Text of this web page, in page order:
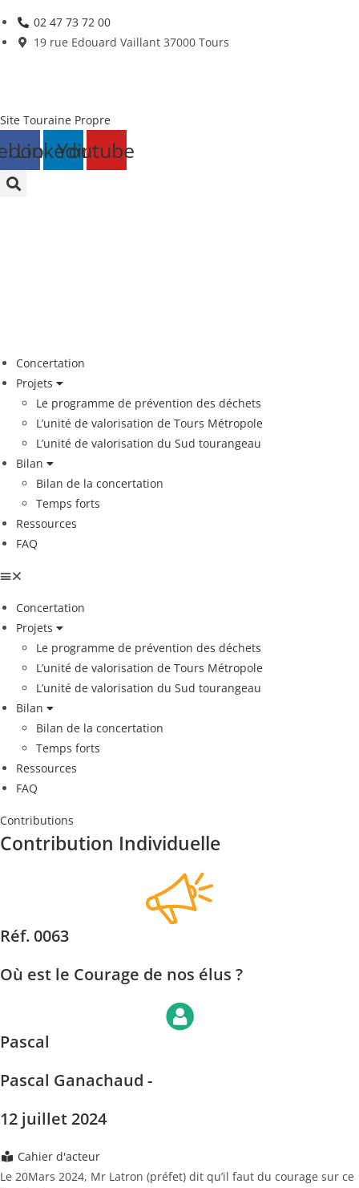
Skip
to
02 47 73 72 00
19 rue Edouard Vaillant 37000 Tours
Site Touraine Propre
LinkedinYoutube
Concertation
Projets
Le programme de prévention des déchets
L’unité de valorisation de Tours Métropole
L’unité de valorisation du Sud tourangeau
Bilan
Bilan de la concertation
Temps forts
Ressources
FAQ
Concertation
Projets
Le programme de prévention des déchets
L’unité de valorisation de Tours Métropole
L’unité de valorisation du Sud tourangeau
Bilan
Bilan de la concertation
Temps forts
Ressources
FAQ
Contributions
Contribution Individuelle
Réf. 0063
Où est le Courage de nos élus ?
Pascal
Pascal Ganachaud -
12 juillet 2024
Cahier d'acteur
Le 20Mars 2024, Mr Latron (préfet) dit qu’il faut du courage sur ce